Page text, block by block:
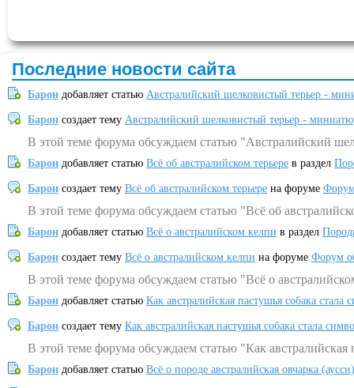
Последние новости сайта
Барон добавляет статью Австралийский шелковистый терьер -
Барон создает тему Австралийский шелковистый терьер -
В этой теме форума обсуждаем статью "Австралийский
Барон добавляет статью Всё об австралийском терьере в раздел
Барон создает тему Всё об австралийском терьере на форуме
В этой теме форума обсуждаем статью "Всё об
Барон добавляет статью Всё о австралийском келпи в раздел
Барон создает тему Всё о австралийском келпи на форуме Форум
В этой теме форума обсуждаем статью "Всё о
Барон добавляет статью Как австралийская пастушья собака
Барон создает тему Как австралийская пастушья собака стала
В этой теме форума обсуждаем статью "Как
Барон добавляет статью Всё о породе австралийская овчарка (аусси)